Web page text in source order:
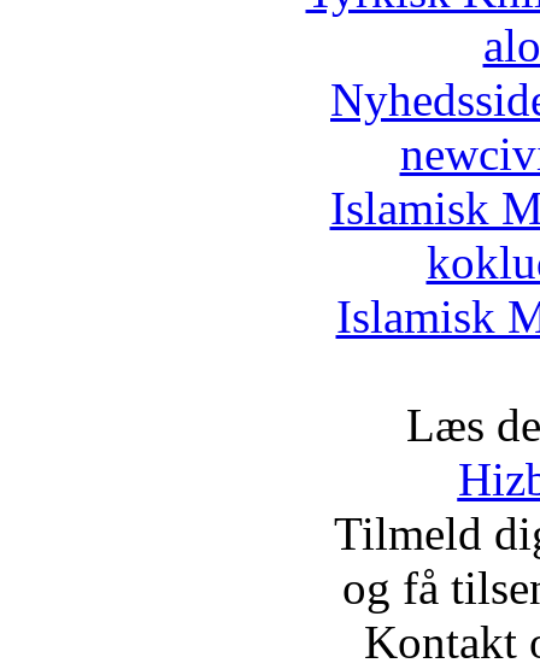
Islamisk
Islamisk
Læs
Tilmeld
og få
Kontakt